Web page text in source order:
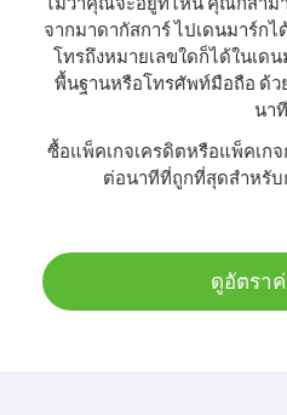
จากมาดากัสการ์ ไปเดนมาร์กไ
โทรถึงหมายเลขใดก็ได้ในเด
พื้นฐานหรือโทรศัพท์มือถือ ด้ว
นาที
ซื้อแพ็คเกจเครดิตหรือแพ็คเก
ต่อนาทีที่ถูกที่สุดสำหรับ
ดูอัตรา